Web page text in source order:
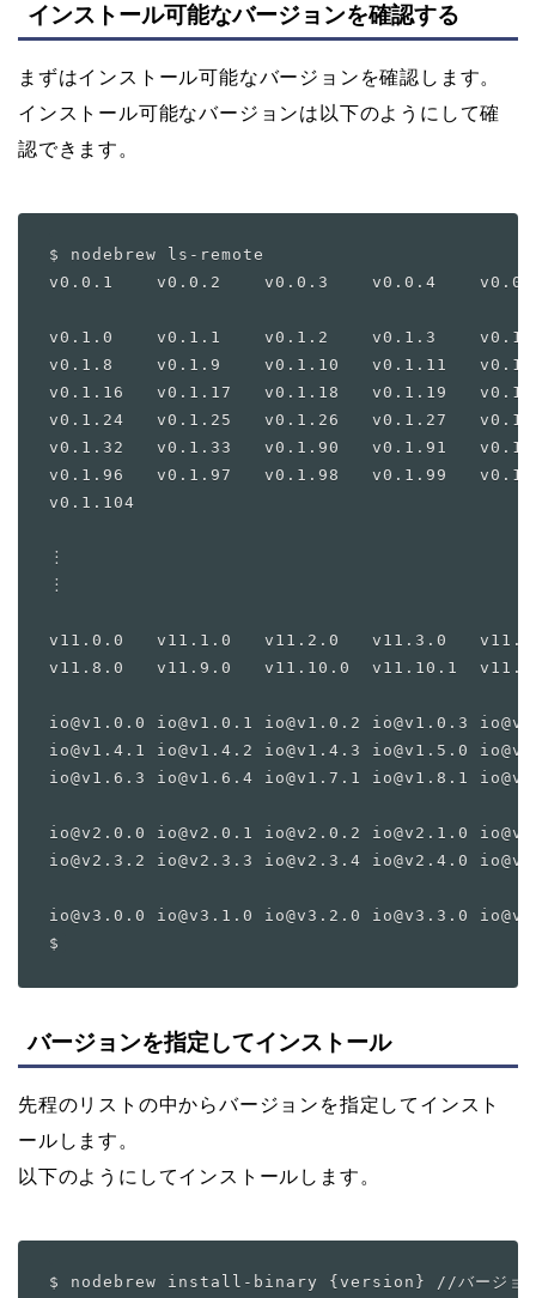
インストール可能なバージョンを確認する
まずはインストール可能なバージョンを確認します。
インストール可能なバージョンは以下のようにして確
認できます。
$ nodebrew ls-remote
v0.0.1    v0.0.2    v0.0.3    v0.0.4
v0.1.0    v0.1.1    v0.1.2    v0.1.3
v0.1.8    v0.1.9    v0.1.10   v0.1.11
v0.1.16   v0.1.17   v0.1.18   v0.1.19
v0.1.24   v0.1.25   v0.1.26   v0.1.27
v0.1.32   v0.1.33   v0.1.90   v0.1.91
v0.1.96   v0.1.97   v0.1.98   v0.1.99
v0.1.104
︙
︙
v11.0.0   v11.1.0   v11.2.0   v11.3.0
v11.8.0   v11.9.0   v11.10.0  v11.10.1
io@v1.0.0 io@v1.0.1 io@v1.0.2 io@v1.0.3
io@v1.4.1 io@v1.4.2 io@v1.4.3 io@v1.5.0
io@v1.6.3 io@v1.6.4 io@v1.7.1 io@v1.8.1
io@v2.0.0 io@v2.0.1 io@v2.0.2 io@v2.1.0
io@v2.3.2 io@v2.3.3 io@v2.3.4 io@v2.4.0
io@v3.0.0 io@v3.1.0 io@v3.2.0 io@v3.3.0
バージョンを指定してインストール
先程のリストの中からバージョンを指定してインスト
ールします。
以下のようにしてインストールします。
$ nodebrew install-binary {version} //バージョン